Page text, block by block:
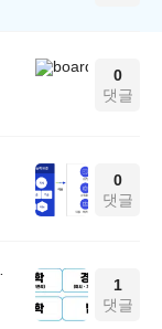
0
댓글
0
댓글
1
댓글